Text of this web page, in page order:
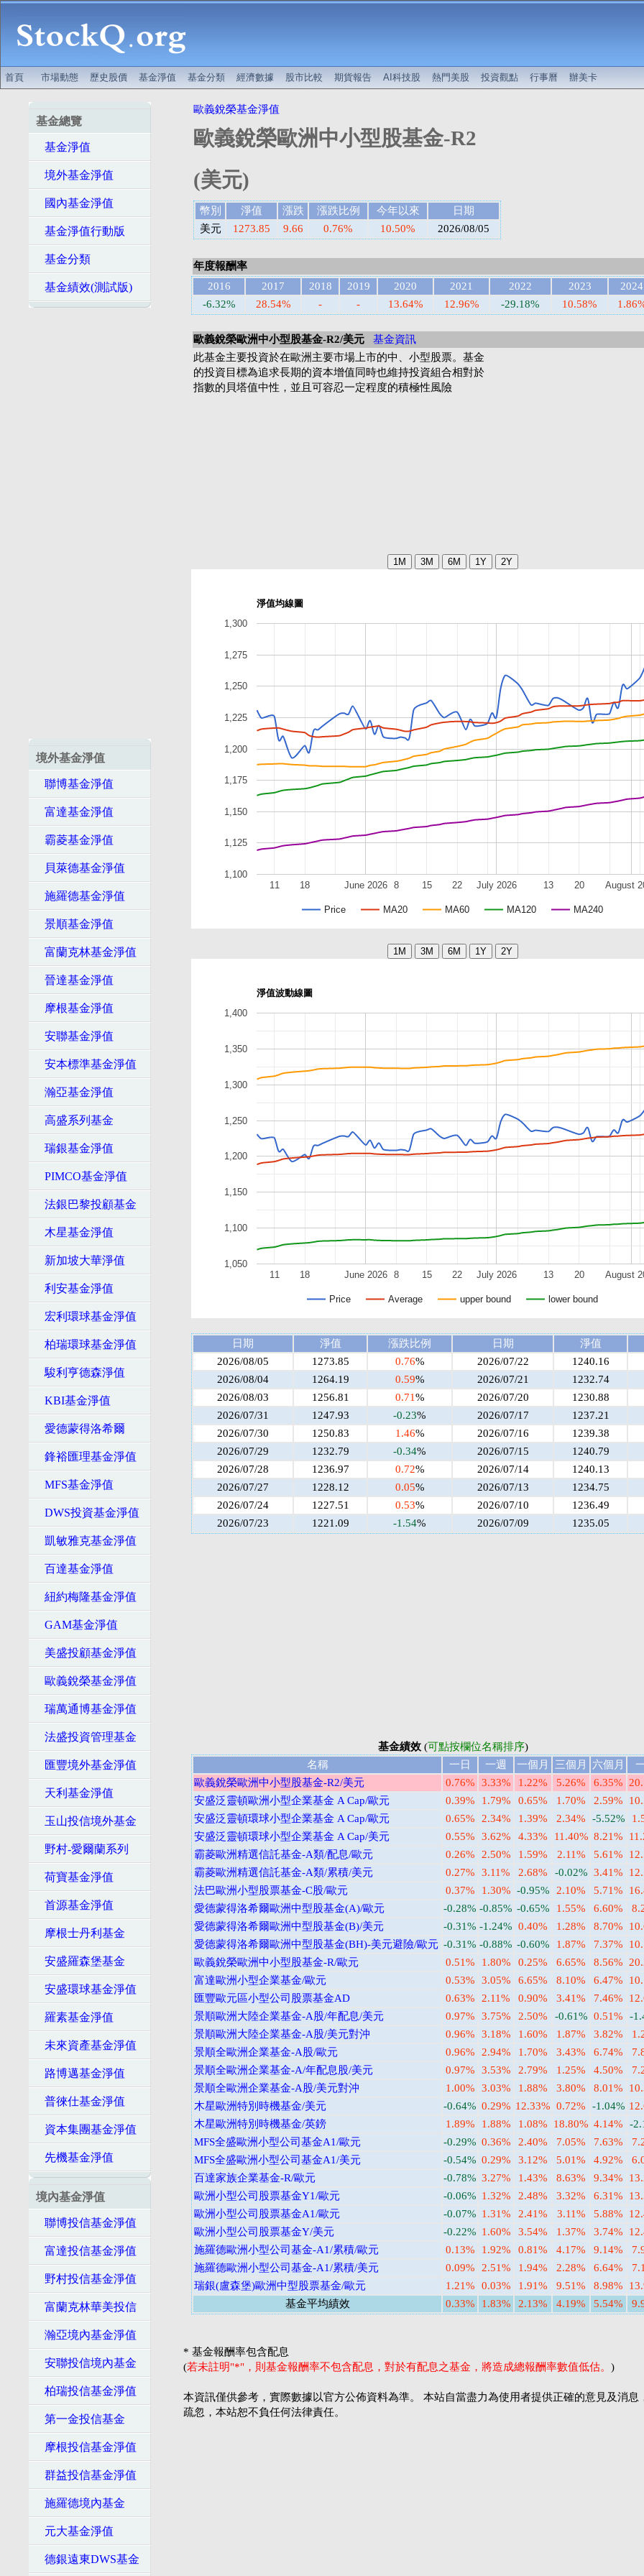
首頁 市場動態 歷史股價 基金淨值 基金分類 經濟數據 股市比較 期貨報告 AI科技股 熱門美股 投資觀點 行事曆 辦美卡
基金總覽
基金淨值
境外基金淨值
國內基金淨值
基金淨值行動版
基金分類
基金績效(測試版)
境外基金淨值
聯博基金淨值
富達基金淨值
霸菱基金淨值
貝萊德基金淨值
施羅德基金淨值
景順基金淨值
富蘭克林基金淨值
晉達基金淨值
摩根基金淨值
安聯基金淨值
安本標準基金淨值
瀚亞基金淨值
高盛系列基金
瑞銀基金淨值
PIMCO基金淨值
法銀巴黎投顧基金
木星基金淨值
新加坡大華淨值
利安基金淨值
宏利環球基金淨值
柏瑞環球基金淨值
駿利亨德森淨值
KBI基金淨值
愛德蒙得洛希爾
鋒裕匯理基金淨值
MFS基金淨值
DWS投資基金淨值
凱敏雅克基金淨值
百達基金淨值
紐約梅隆基金淨值
GAM基金淨值
美盛投顧基金淨值
歐義銳榮基金淨值
瑞萬通博基金淨值
法盛投資管理基金
匯豐境外基金淨值
天利基金淨值
玉山投信境外基金
野村-愛爾蘭系列
荷寶基金淨值
首源基金淨值
摩根士丹利基金
安盛羅森堡基金
安盛環球基金淨值
羅素基金淨值
未來資產基金淨值
路博邁基金淨值
普徠仕基金淨值
資本集團基金淨值
先機基金淨值
境內基金淨值
聯博投信基金淨值
富達投信基金淨值
野村投信基金淨值
富蘭克林華美投信
瀚亞境內基金淨值
安聯投信境內基金
柏瑞投信基金淨值
第一金投信基金
摩根投信基金淨值
群益投信基金淨值
施羅德境內基金
元大基金淨值
德銀遠東DWS基金
歐義銳榮基金淨值
歐義銳榮歐洲中小型股基金-R2
(美元)
幣別 淨值 漲跌 漲跌比例 今年以來
日期
美元
1273.85 9.66 0.76% 10.50% 2026/08/05
年度報酬率
2016
2017 2018 2019 2020 2021 2022 2023
2024
-6.32%
28.54% - - 13.64% 12.96% -29.18% 10.58%
歐義銳榮歐洲中小型股基金-R2/美元
基金資訊
此基金主要投資於在歐洲主要市場上市的中、小型股票。基金
的投資目標為追求長期的資本增值同時也維持投資組合相對於
指數的貝塔值中性，並且可容忍一定程度的積極性風險
淨值均線圖
Price MA20 MA60 MA120 MA240
June 2026 July 2026 August
11 18 8 15 22 13 20
1,100
1,125
1,150
1,175
1,200
1,225
1,250
1,275
1,300
淨值波動線圖
Price Average upper bound lower bound
June 2026 July 2026 August
11 18 8 15 22 13 20
1,050
1,100
1,150
1,200
1,250
1,300
1,350
1,400
日期 淨值 漲跌比例 日期
淨值
2026/08/05
1273.85 0.76% 2026/07/22
1240.16
2026/08/04
1264.19 0.59% 2026/07/21
1232.74
2026/08/03
1256.81 0.71% 2026/07/20
1230.88
2026/07/31
1247.93 -0.23% 2026/07/17
1237.21
2026/07/30
1250.83 1.46% 2026/07/16
1239.38
2026/07/29
1232.79 -0.34% 2026/07/15
1240.79
2026/07/28
1236.97 0.72% 2026/07/14
1240.13
2026/07/27
1228.12 0.05% 2026/07/13
1234.75
2026/07/24
1227.51 0.53% 2026/07/10
1236.49
2026/07/23
1221.09 -1.54% 2026/07/09 1235.05
基金績效(可點按欄位名稱排序)
名稱
一日 一週 一個月 三個月 六個月
歐義銳榮歐洲中小型股基金-R2/美元
0.76% 3.33% 1.22% 5.26% 6.35%
安盛泛靈頓歐洲小型企業基金 A Cap/歐元
0.39% 1.79% 0.65% 1.70% 2.59%
安盛泛靈頓環球小型企業基金 A Cap/歐元
0.65% 2.34% 1.39% 2.34% -5.52%
安盛泛靈頓環球小型企業基金 A Cap/美元
0.55% 3.62% 4.33% 11.40% 8.21%
霸菱歐洲精選信託基金-A類/配息/歐元
0.26% 2.50% 1.59% 2.11% 5.61%
霸菱歐洲精選信託基金-A類/累積/美元
0.27% 3.11% 2.68% -0.02% 3.41%
法巴歐洲小型股票基金-C股/歐元
0.37% 1.30% -0.95% 2.10% 5.71%
愛德蒙得洛希爾歐洲中型股基金(A)/歐元
-0.28% -0.85% -0.65% 1.55% 6.60%
愛德蒙得洛希爾歐洲中型股基金(B)/美元
-0.31% -1.24% 0.40% 1.28% 8.70%
愛德蒙得洛希爾歐洲中型股基金(BH)-美元避險/歐元 -0.31% -0.88% -0.60% 1.87% 7.37%
歐義銳榮歐洲中小型股基金-R/歐元
0.51% 1.80% 0.25% 6.65% 8.56%
富達歐洲小型企業基金/歐元
0.53% 3.05% 6.65% 8.10% 6.47%
匯豐歐元區小型公司股票基金AD
0.63% 2.11% 0.90% 3.41% 7.46%
景順歐洲大陸企業基金-A股/年配息/美元
0.97% 3.75% 2.50% -0.61% 0.51%
-
景順歐洲大陸企業基金-A股/美元對沖
0.96% 3.18% 1.60% 1.87% 3.82%
景順全歐洲企業基金-A股/歐元
0.96% 2.94% 1.70% 3.43% 6.74%
景順全歐洲企業基金-A/年配息股/美元
0.97% 3.53% 2.79% 1.25% 4.50%
景順全歐洲企業基金-A股/美元對沖
1.00% 3.03% 1.88% 3.80% 8.01%
木星歐洲特別時機基金/美元
-0.64% 0.29% 12.33% 0.72% -1.04%
木星歐洲特別時機基金/英鎊
1.89% 1.88% 1.08% 18.80% 4.14%
-
MFS全盛歐洲小型公司基金A1/歐元
-0.29% 0.36% 2.40% 7.05% 7.63%
MFS全盛歐洲小型公司基金A1/美元
-0.54% 0.29% 3.12% 5.01% 4.92%
百達家族企業基金-R/歐元
-0.78% 3.27% 1.43% 8.63% 9.34%
歐洲小型公司股票基金Y1/歐元
-0.06% 1.32% 2.48% 3.32% 6.31%
歐洲小型公司股票基金A1/歐元
-0.07% 1.31% 2.41% 3.11% 5.88%
歐洲小型公司股票基金Y/美元
-0.22% 1.60% 3.54% 1.37% 3.74%
施羅德歐洲小型公司基金-A1/累積/歐元
0.13% 1.92% 0.81% 4.17% 9.14%
施羅德歐洲小型公司基金-A1/累積/美元
0.09% 2.51% 1.94% 2.28% 6.64%
瑞銀(盧森堡)歐洲中型股票基金/歐元
1.21% 0.03% 1.91% 9.51% 8.98%
基金平均績效
0.33% 1.83% 2.13% 4.19% 5.54%
* 基金報酬率包含配息
(若未註明"*"，則基金報酬率不包含配息，對於有配息之基金，將造成總報酬率數值低估。 )
本資訊僅供參考，實際數據以官方公佈資料為準。 本站自當盡力為使用者提供正確的意見及消息
疏忽，本站恕不負任何法律責任。